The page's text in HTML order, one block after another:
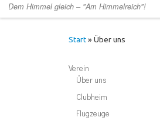
Dem Himmel gleich – "Am Himmelreich"!
Start » Über uns
Verein
Über uns
Clubheim
Flugzeuge